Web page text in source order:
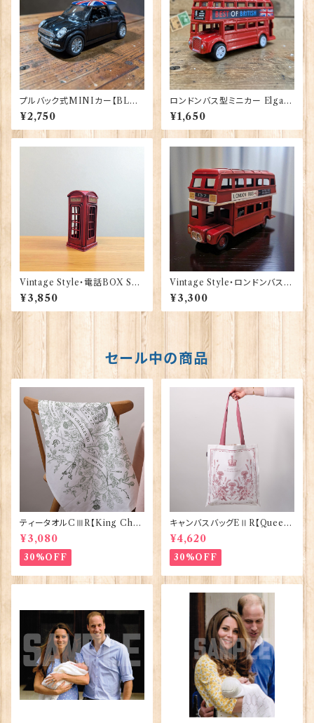
プルバック式MINIカー【BLAC
K】A＆W Gifts 40177（22-14）
¥2,750
ロンドンバス型ミニカー Elgate
Products 40174
¥1,650
Vintage Style・電話BOX Sm
all NW1London 40170
¥3,850
Vintage Style・ロンドンバス S
mall NW1London 40166
¥3,300
セール中の商品
ティータオルCⅢR【King Char
lesⅢ Coronation】Victoria
Eggs 50129
¥3,080
30%OFF
キャンバスバッグEⅡR【Queen
ElizabethⅡ Commemorativ
e】Victoria Eggs 90332
¥4,620
30%OFF